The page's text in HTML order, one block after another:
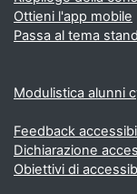
Ottieni l'app mobile
Passa al tema
Modulistica alunni
Feedback
Dichiarazione
Obiettivi di